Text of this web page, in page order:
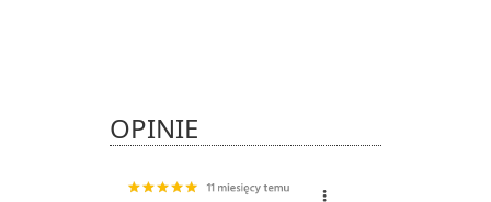
OPINIE